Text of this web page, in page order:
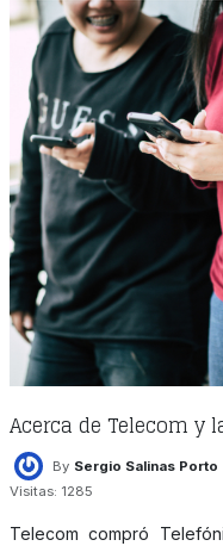
Acerca de Telecom y
By Sergio Salinas Porto
Visitas: 1285
Telecom compró